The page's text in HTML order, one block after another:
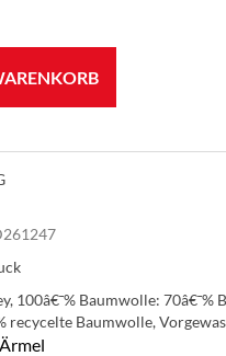
100â€¯% Baumwolle: 70â€¯%
recycelte Baumwolle,